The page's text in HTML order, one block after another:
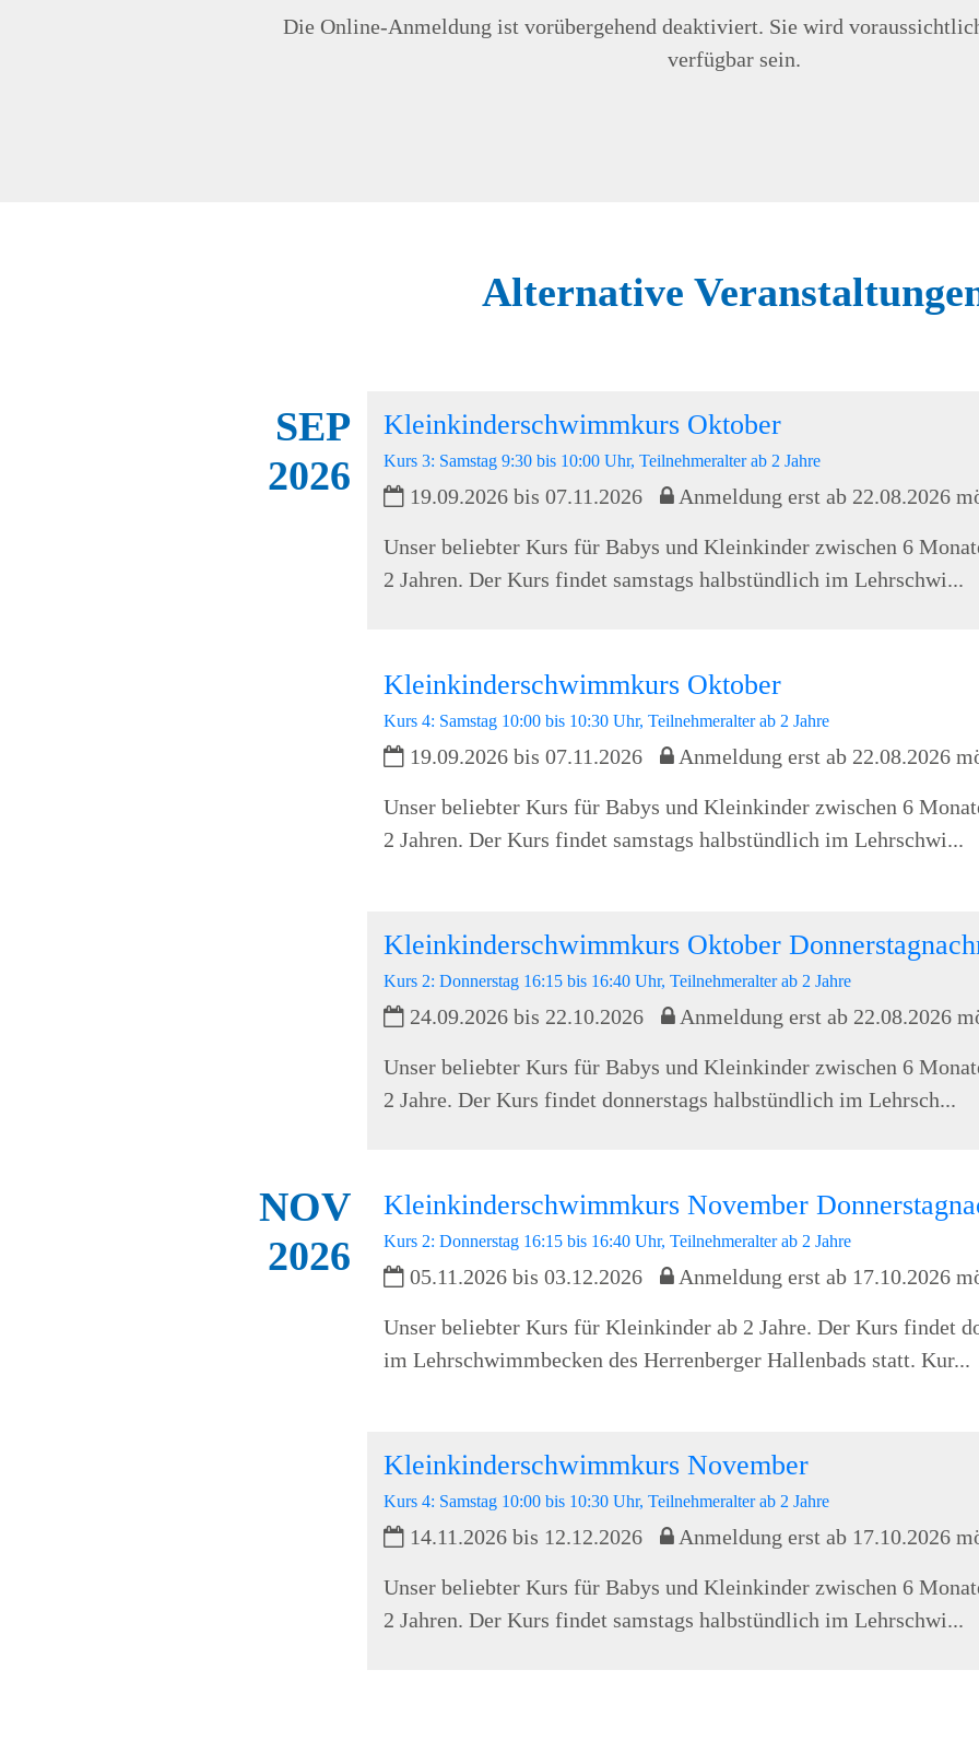
Die Online-Anmeldung ist vorübergehend deaktiviert. Sie wird
verfügbar sein.
Alternative
SEP
2026
Kleinkinderschwimmkurs Oktober
Kurs 3: Samstag 9:30 bis 10:00 Uhr, Teilnehmeralter ab 2 Jahre
19.09.2026 bis 07.11.2026 Anmeldung erst ab 22.08.2026
Unser beliebter Kurs für Babys und Kleinkinder zwischen 6
2 Jahren. Der Kurs findet samstags halbstündlich im Lehrschwi...
Kleinkinderschwimmkurs Oktober
Kurs 4: Samstag 10:00 bis 10:30 Uhr, Teilnehmeralter ab 2 Jahre
19.09.2026 bis 07.11.2026 Anmeldung erst ab 22.08.2026
Unser beliebter Kurs für Babys und Kleinkinder zwischen 6
2 Jahren. Der Kurs findet samstags halbstündlich im Lehrschwi...
Kleinkinderschwimmkurs Oktober
Kurs 2: Donnerstag 16:15 bis 16:40 Uhr, Teilnehmeralter ab 2 Jahre
24.09.2026 bis 22.10.2026 Anmeldung erst ab 22.08.2026
Unser beliebter Kurs für Babys und Kleinkinder zwischen 6
2 Jahre. Der Kurs findet donnerstags halbstündlich im Lehrsch...
NOV
2026
Kleinkinderschwimmkurs November
Kurs 2: Donnerstag 16:15 bis 16:40 Uhr, Teilnehmeralter ab 2 Jahre
05.11.2026 bis 03.12.2026 Anmeldung erst ab 17.10.2026
Unser beliebter Kurs für Kleinkinder ab 2 Jahre. Der Kurs findet
im Lehrschwimmbecken des Herrenberger Hallenbads statt. Kur...
Kleinkinderschwimmkurs November
Kurs 4: Samstag 10:00 bis 10:30 Uhr, Teilnehmeralter ab 2 Jahre
14.11.2026 bis 12.12.2026 Anmeldung erst ab 17.10.2026
Unser beliebter Kurs für Babys und Kleinkinder zwischen 6
2 Jahren. Der Kurs findet samstags halbstündlich im Lehrschwi...